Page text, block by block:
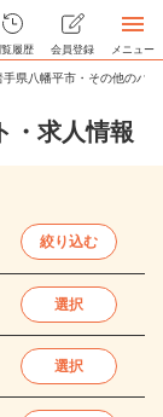
覧履歴 会員登録 メニュー
手県八幡平市・その他のバ
・求人情報
絞り込む
選択
選択